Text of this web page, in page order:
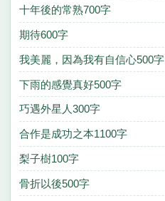
十年後的常熟700字
期待600字
我美麗，因為我有自信心500字
下雨的感覺真好500字
巧遇外星人300字
合作是成功之本1100字
梨子樹100字
骨折以後500字